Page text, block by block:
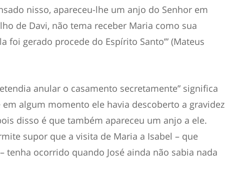
nisso, apareceu-lhe um anjo do Senhor em
de Davi, não tema receber Maria como sua
foi gerado procede do Espírito Santo’” (Mateus
anular o casamento secretamente” significa
algum momento ele havia descoberto a gravidez
disso é que também apareceu um anjo a ele.
supor que a visita de Maria a Isabel – que
tenha ocorrido quando José ainda não sabia nada